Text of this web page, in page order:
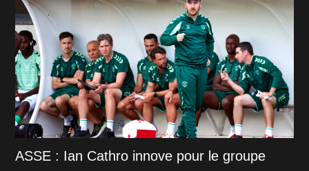
ASSE : Ian Cathro innove pour le groupe